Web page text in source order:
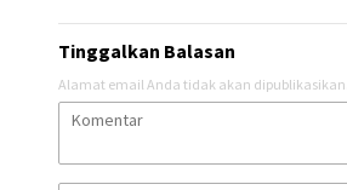
Tinggalkan Balasan
Alamat email Anda tidak akan dipublikasikan.